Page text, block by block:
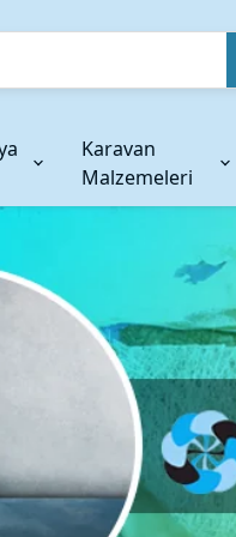
İplik
Elyaf İplik
Elyaf İplikler
Tekstüre İplik
Yardımcı
Kalıp ve Model Silikonu
Kalıp ve Model
Dolgu Malzemeleri
Temizlik & Bakım
Karavan
Malzemeleri